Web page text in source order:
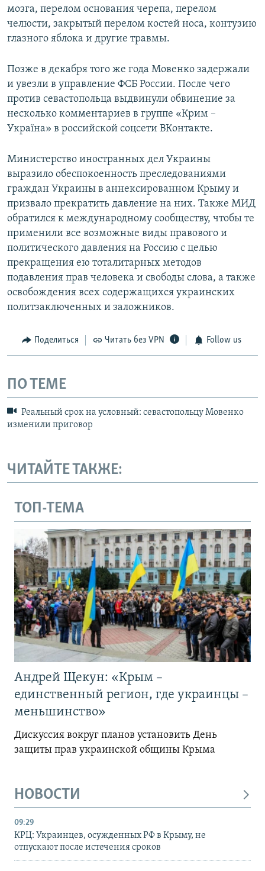
мозга, перелом основания черепа, перелом
челюсти, закрытый перелом костей носа, контузию
глазного яблока и другие травмы.
Позже в декабря того же года Мовенко задержали
и увезли в управление ФСБ России. После чего
против севастопольца выдвинули обвинение за
несколько комментариев в группе «Крим –
Україна» в российской соцсети ВКонтакте.
Министерство иностранных дел Украины
выразило обеспокоенность преследованиями
граждан Украины в аннексированном Крыму и
призвало прекратить давление на них. Также МИД
обратился к международному сообществу, чтобы те
применили все возможные виды правового и
политического давления на Россию с целью
прекращения ею тоталитарных методов
подавления прав человека и свободы слова, а также
освобождения всех содержащихся украинских
политзаключенных и заложников.
Поделиться Читать без VPN Follow us
ПО ТЕМЕ
Реальный срок на условный: севастопольцу Мовенко
изменили приговор
ЧИТАЙТЕ ТАКЖЕ:
ТОП-ТЕМА
Андрей Щекун: «Крым –
единственный регион, где украинцы –
меньшинство»
Дискуссия вокруг планов установить День
защиты прав украинской общины Крыма
НОВОСТИ
09:29
КРЦ: Украинцев, осужденных РФ в Крыму, не
отпускают после истечения сроков